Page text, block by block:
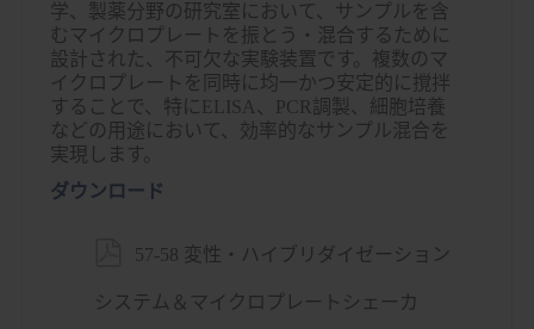
学、製薬分野の研究室において、サンプルを含
むマイクロプレートを振とう・混合するために
設計された、不可欠な実験装置です。複数のマ
イクロプレートを同時に均一かつ安定的に撹拌
することで、特にELISA、PCR調製、細胞培養
などの用途において、効率的なサンプル混合を
実現します。
ダウンロード
57-58 変性・ハイブリダイゼーション
システム＆マイクロプレートシェーカ